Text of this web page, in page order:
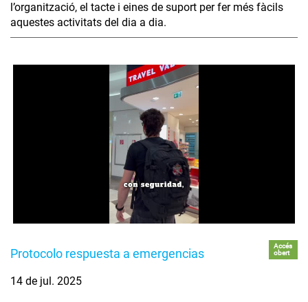
l’organització, el tacte i eines de suport per fer més fàcils
aquestes activitats del dia a dia.
Protocolo respuesta a emergencias
Accés
obert
14 de jul. 2025